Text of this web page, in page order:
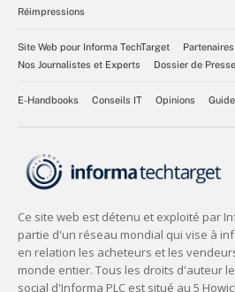
Réimpressions
Site Web pour Informa TechTarget Partenaires
Nos Journalistes et Experts
Dossier de Presse
E-Handbooks Conseils IT Opinions